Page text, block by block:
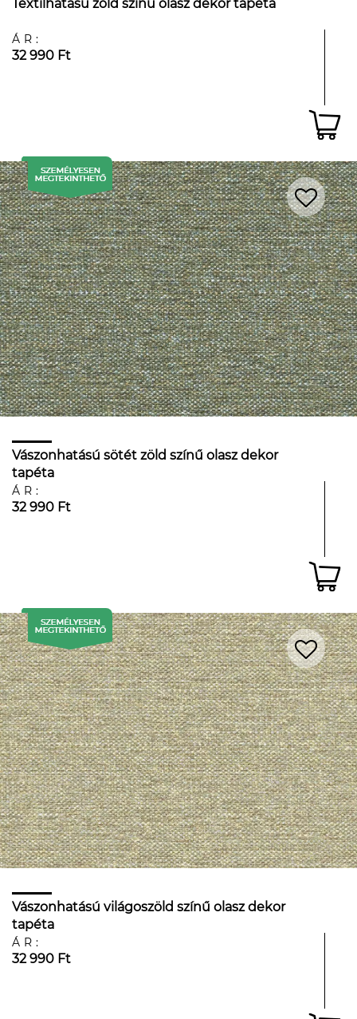
Textilhatású zöld színű olasz dekor tapéta
ÁR:
32 990 Ft
Vászonhatású sötét zöld színű olasz dekor
tapéta
ÁR:
32 990 Ft
Vászonhatású világoszöld színű olasz dekor
tapéta
ÁR:
32 990 Ft